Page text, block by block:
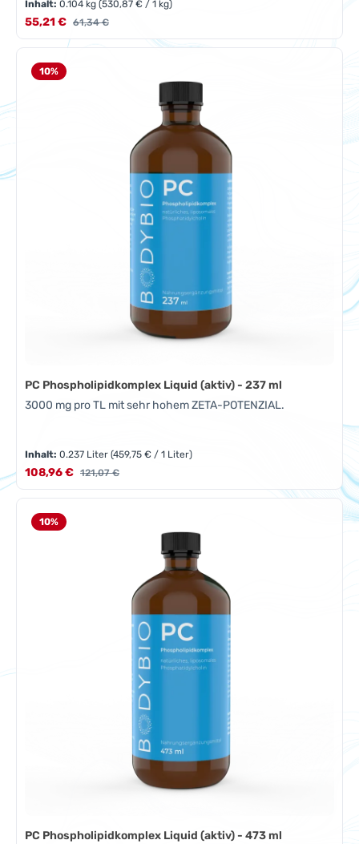
Inhalt:0.104 kg(530,87 € / 1 kg)
Verkaufspreis:
55,21 € Regulärer Preis:
61,34 €
10%
PC Phospholipidkomplex Liquid (aktiv) - 237 ml
3000 mg pro TL mit sehr hohem ZETA-POTENZIAL.
Inhalt:0.237 Liter(459,75 € / 1 Liter)
Verkaufspreis:
108,96 € Regulärer Preis:
121,07 €
10%
PC Phospholipidkomplex Liquid (aktiv) - 473 ml